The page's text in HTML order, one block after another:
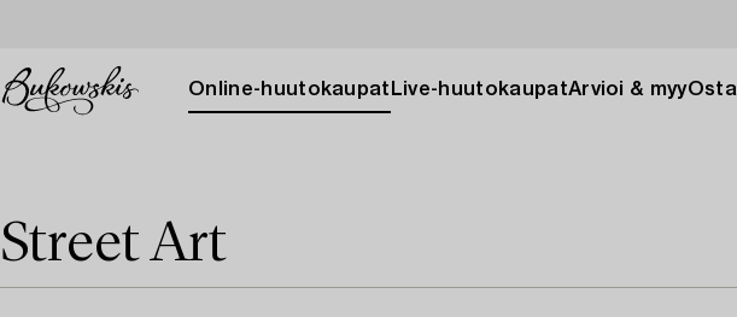
Online-huutokaupat Live-huutokaupatArvioi & myyOsta
Street Art